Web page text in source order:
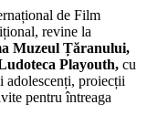
de Film
revine la
Muzeul Țăranului,
Playouth, cu
adolescenți, proiecții
pentru întreaga